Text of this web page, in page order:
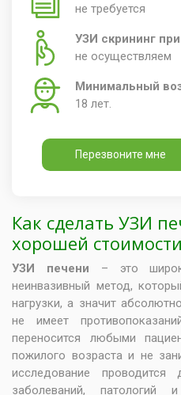
не требуется
УЗИ скрининг
не осуществляем
Минимальный
18 лет.
Перезвоните мне
Как сделать УЗИ
хорошей
УЗИ печени – это
неинвазивный метод,
нагрузки, а значит
не имеет
переносится любыми
пожилого возраста и не
исследование проводится
заболеваний,